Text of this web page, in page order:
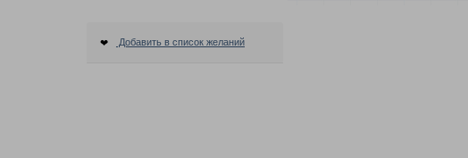
Добавить в список желаний